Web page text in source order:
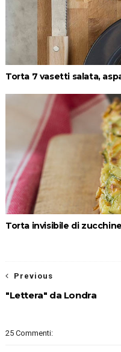
Torta 7 vasetti salata,
Torta invisibile di zucchine
Previous
"Lettera" da Londra
25 Commenti: